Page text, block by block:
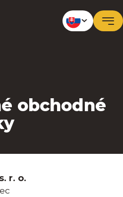
obchodné
r. o.